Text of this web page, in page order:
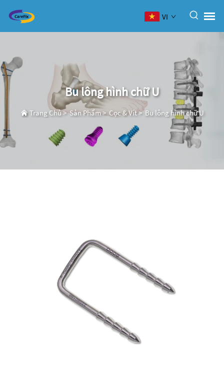
VI
Bu lông hình chữ U
Trang Chủ>Sản Phẩm> Cọc & Vít>Bu lông hình chữ U